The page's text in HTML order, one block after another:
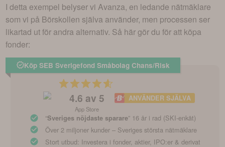
I detta exempel belyser vi Avanza, en ledande nätmäklare
som vi på Börskollen själva använder, men processen ser
likartad ut för andra alternativ. Så här gör du för att köpa
fonder:
Köp SEB Sverigefond Småbolag Chans/Risk
4.6 av 5
App Store
ANVÄNDER SJÄLVA
“Sveriges nöjdaste sparare” 16 år i rad (SKI-enkät)
Över 2 miljoner kunder – Sveriges största nätmäklare
Stort utbud: Investera i fonder, aktier, IPO:er & derivat